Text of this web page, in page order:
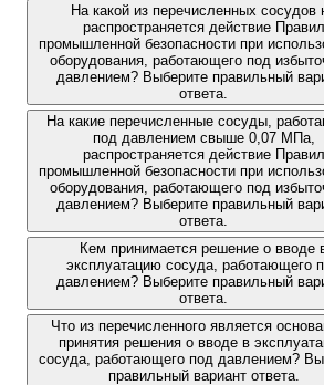
На какой из перечисленных сосудов
распространяется действие Правил
промышленной безопасности при
оборудования, работающего под
давлением? Выберите правильный
ответа.
На какие перечисленные сосуды,
под давлением свыше 0,07 МПа,
распространяется действие Правил
промышленной безопасности при
оборудования, работающего под
давлением? Выберите правильный
ответа.
Кем принимается решение о вводе
эксплуатацию сосуда, работающего
давлением? Выберите правильный
ответа.
Что из перечисленного является
принятия решения о вводе в
сосуда, работающего под давлением?
правильный вариант ответа.